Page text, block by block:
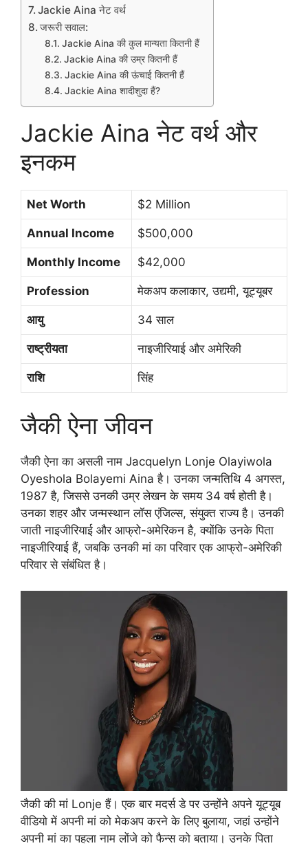
Jackie Aina नेट वर्थ
जरूरी सवाल:
Jackie Aina की कुल मान्यता कितनी हैं
Jackie Aina की उम्र कितनी हैं
Jackie Aina की ऊंचाई कितनी हैं
Jackie Aina शादीशुदा हैं?
Jackie Aina नेट वर्थ और
इनकम
Net Worth $2 Million
Annual Income $500,000
Monthly Income $42,000
Profession मेकअप कलाकार, उद्यमी, यूट्यूबर
आयु 34 साल
राष्ट्रीयता नाइजीरियाई और अमेरिकी
राशि सिंह
जैकी ऐना जीवन
जैकी ऐना का असली नाम Jacquelyn Lonje Olayiwola
Oyeshola Bolayemi Aina है। उनका जन्मतिथि 4 अगस्त,
1987 है, जिससे उनकी उम्र लेखन के समय 34 वर्ष होती है।
उनका शहर और जन्मस्थान लॉस एंजिल्स, संयुक्त राज्य है। उनकी
जाती नाइजीरियाई और आफ्रो-अमेरिकन है, क्योंकि उनके पिता
नाइजीरियाई हैं, जबकि उनकी मां का परिवार एक आफ्रो-अमेरिकी
परिवार से संबंधित है।
जैकी की मां Lonje हैं। एक बार मदर्स डे पर उन्होंने अपने यूट्यूब
वीडियो में अपनी मां को मेकअप करने के लिए बुलाया, जहां उन्होंने
अपनी मां का पहला नाम लोंजे को फैन्स को बताया। उनके पिता